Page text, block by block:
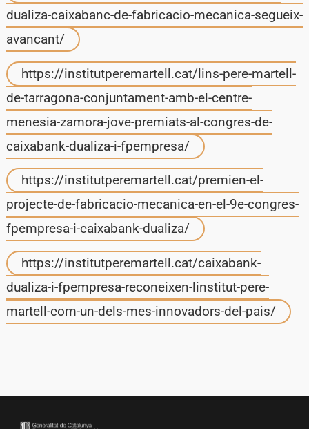
dualiza-caixabanc-de-fabricacio-mecanica-segueix-
avancant/
https://institutperemartell.cat/lins-pere-martell-
de-tarragona-conjuntament-amb-el-centre-
menesia-zamora-jove-premiats-al-congres-de-
caixabank-dualiza-i-fpempresa/
https://institutperemartell.cat/premien-el-
projecte-de-fabricacio-mecanica-en-el-9e-congres-
fpempresa-i-caixabank-dualiza/
https://institutperemartell.cat/caixabank-
dualiza-i-fpempresa-reconeixen-linstitut-pere-
martell-com-un-dels-mes-innovadors-del-pais/